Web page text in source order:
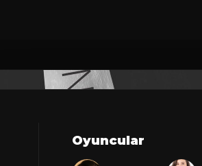
Oyuncular